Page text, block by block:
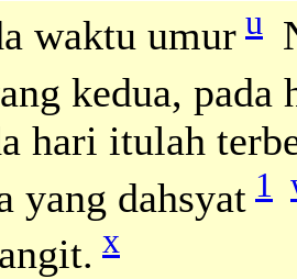
waktu umur u
kedua,
hari itulah
yang dahsyat 1
x